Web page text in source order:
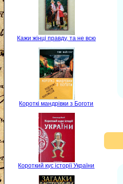
Кажи жінці правду, та не всю
Короткі мандрівки з Боготи
Короткий кус історії України